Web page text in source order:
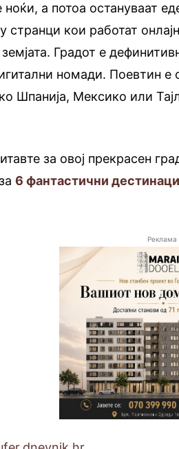
ноќи, а потоа остануваат
странци кои работат
земјата. Градот е
номади. Поевтин е
Шпанија, Мексико или
за овој прекрасен
6 фантастични
Реклама